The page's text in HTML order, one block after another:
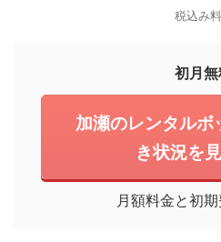
税込み
初月
加瀬のレンタルボ
き状況を
月額料金と初